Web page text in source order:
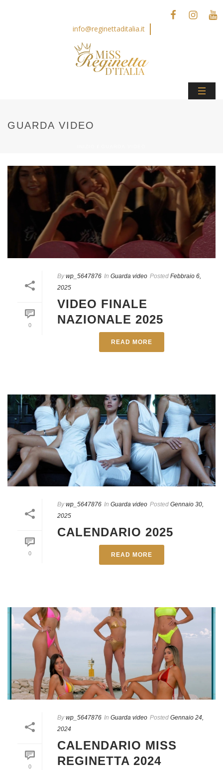
info@reginettaditalia.it
GUARDA VIDEO
0
By wp_5647876 In Guarda video Posted Febbraio 6,
2025
VIDEO FINALE
NAZIONALE 2025
READ MORE
0
By wp_5647876 In Guarda video Posted Gennaio 30,
2025
CALENDARIO 2025
READ MORE
0
By wp_5647876 In Guarda video Posted Gennaio 24,
2024
CALENDARIO MISS
REGINETTA 2024